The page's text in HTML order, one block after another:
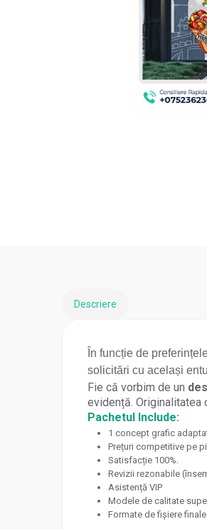
Descriere
În funcție de
solicitări cu același
Fie că vorbim de un
evidență.
Pachetul Include:
1 concept grafic
Prețuri competitive pe
Satisfacție 100%.
Revizii rezonabile
Asistență VIP
Modele de calitate
Formate de fișiere